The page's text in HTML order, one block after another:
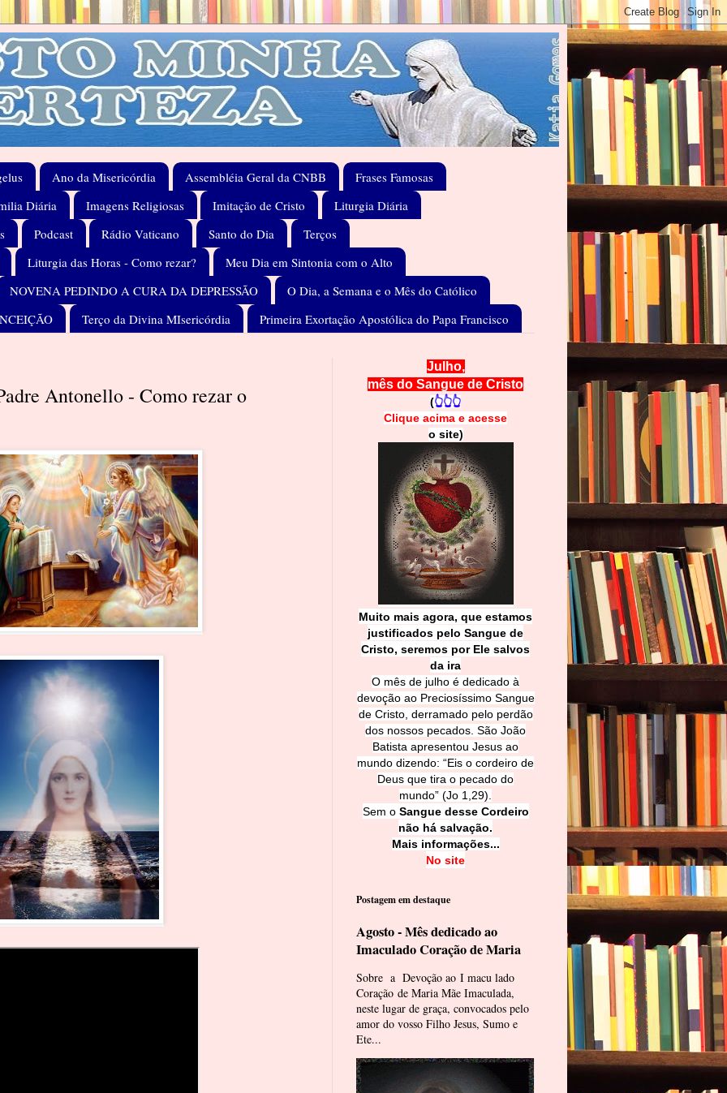
Ano da Misericórdia Assembléia Geral da CNBB
Frases Famosas
Diária
Imagens Religiosas Imitação de Cristo
Liturgia Diária
Podcast Rádio Vaticano Santo do Dia
Terços
Liturgia das Horas - Como rezar?
Meu Dia em Sintonia com o Alto
NOVENA PEDINDO A CURA DA DEPRESSÃO
O Dia, a Semana e o Mês do Católico
Terço da Divina MIsericórdia Primeira Exortação Apostólica do Papa Francisco
Antonello - Como rezar o
Julho,
mês do Sangue de Cristo
(👆👆👆
Clique acima e acesse
o site)
Muito mais agora, que estamos
justificados pelo Sangue de
Cristo, seremos por Ele salvos
da ira
O mês de julho é dedicado à
devoção ao Preciosíssimo Sangue
de Cristo, derramado pelo perdão
dos nossos pecados. São João
Batista apresentou Jesus ao
mundo dizendo: “Eis o cordeiro de
Deus que tira o pecado do
mundo” (Jo 1,29).
Sem o Sangue desse Cordeiro
não há salvação.
Mais informações...
No site
Postagem em destaque
Agosto - Mês dedicado ao
Imaculado Coração de Maria
Sobre a Devoção ao I macu lado
Coração de Maria Mãe Imaculada,
neste lugar de graça, convocados pelo
amor do vosso Filho Jesus, Sumo e
Ete...